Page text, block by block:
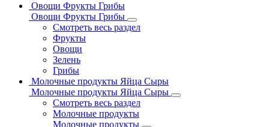
Овощи Фрукты Грибы
Овощи Фрукты Грибы
Смотреть весь раздел
Фрукты
Овощи
Зелень
Грибы
Молочные продукты Яйца Сыры
Молочные продукты Яйца Сыры
Смотреть весь раздел
Молочные продукты
Молочные продукты